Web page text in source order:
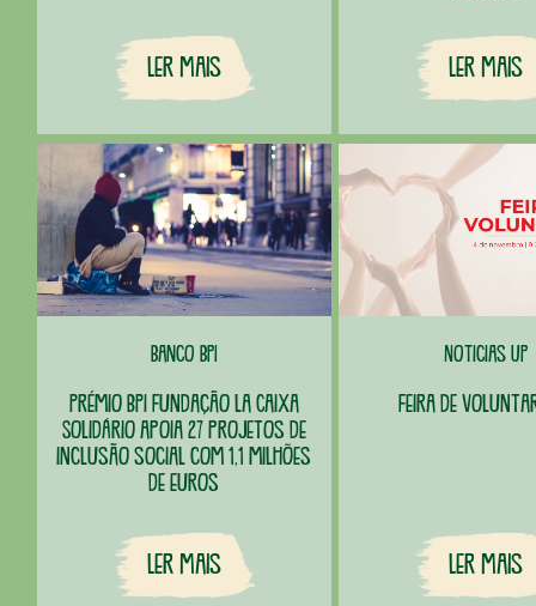
Ler Mais Ler Mais
Banco BPI
Prémio BPI Fundação la Caixa
Solidário apoia 27 projetos de
inclusão social com 1,1 milhões
de euros
Ler Mais
Noticias UP
Feira de
Ler Mais